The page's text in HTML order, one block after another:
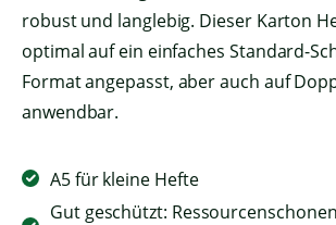
robust und langlebig. Dieser Karton
optimal auf ein einfaches Standard-
Format angepasst, aber auch auf
anwendbar.
A5 für kleine Hefte
Gut geschützt: